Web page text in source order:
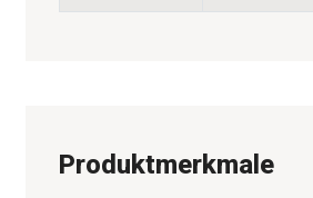
Produktmerkmale